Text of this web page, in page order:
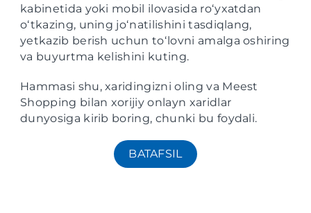
kabinetida yoki mobil ilovasida roʻyxatdan
oʻtkazing, uning joʻnatilishini tasdiqlang,
yetkazib berish uchun toʻlovni amalga oshiring
va buyurtma kelishini kuting.
Hammasi shu, xaridingizni oling va Meest
Shopping bilan xorijiy onlayn xaridlar
dunyosiga kirib boring, chunki bu foydali.
BATAFSIL